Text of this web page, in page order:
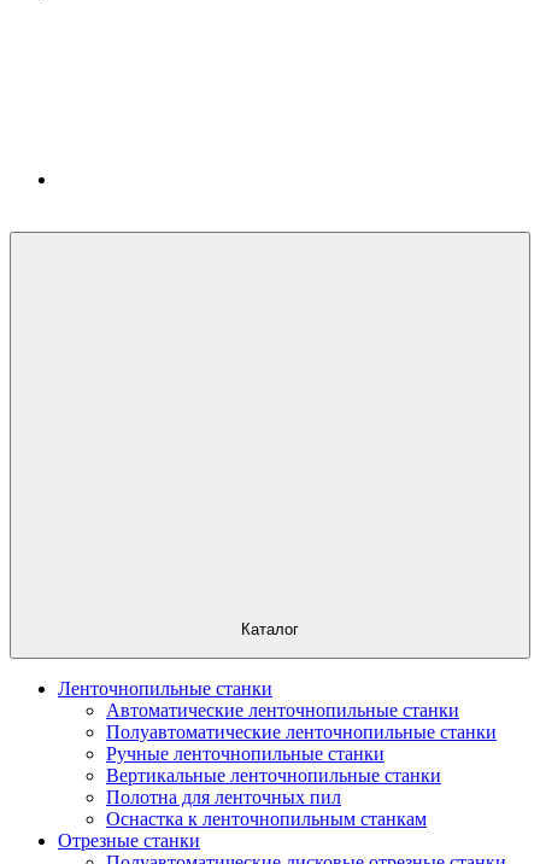
Каталог
Ленточнопильные станки
Автоматические ленточнопильные станки
Полуавтоматические ленточнопильные станки
Ручные ленточнопильные станки
Вертикальные ленточнопильные станки
Полотна для ленточных пил
Оснастка к ленточнопильным станкам
Отрезные станки